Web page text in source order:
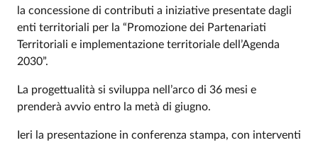
la concessione di contributi a iniziative presentate dagli
enti territoriali per la “Promozione dei Partenariati
Territoriali e implementazione territoriale dell’Agenda
2030”.
La progettualità si sviluppa nell’arco di 36 mesi e
prenderà avvio entro la metà di giugno.
Ieri la presentazione in conferenza stampa, con interventi